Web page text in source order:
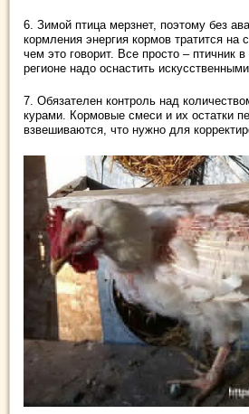
6. Зимой птица мерзнет, поэтому без
кормления энергия кормов тратится на
чем это говорит. Все просто – птичник
регионе надо оснастить
7. Обязателен контроль над
курами. Кормовые смеси и их остатки
взвешиваются, что нужно для